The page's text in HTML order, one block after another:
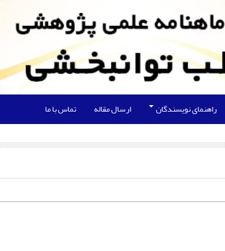
راهنمای نویسندگان ارسال مقاله تماس با ما